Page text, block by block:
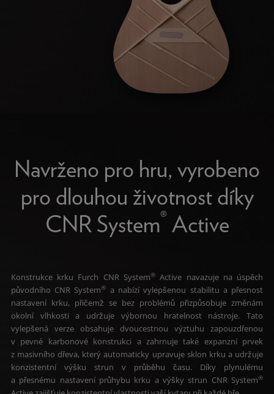
Navrženo pro hru, vyrobeno
pro dlouhou životnost díky
CNR System® Active
Konstrukce krku Furch CNR System® Active navazuje na úspěch
původního CNR System® a nabízí vylepšenou stabilitu a přesnost
nastavení krku, přičemž se bez problémů přizpůsobuje změnám
okolní vlhkosti a udržuje výbornou hratelnost nástroje. Tato
vylepšená verze obsahuje dvoucestnou výztuhu zapouzdřenou
v pevné karbonové konstrukci a zahrnuje také expanzní prvek
z masivního dřeva, který automaticky upravuje sklon krku a udržuje
konzistentní výšku strun v průběhu času. Díky plynulému
a přesnému nastavení průhybu krku a výšky strun CNR System®